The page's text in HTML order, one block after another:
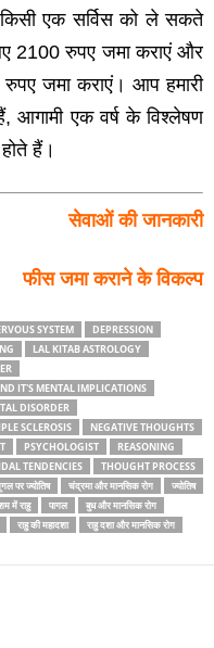
किसी एक सर्विस को ले सकते
2100 रुपए जमा कराएं और
रुपए जमा कराएं। आप हमारी
आगामी एक वर्ष के विश्‍लेषण
हैं।
सेवाओं की जानकारी
फीस जमा कराने के विकल्‍प
SYSTEM
DEPRESSION
LAL KITAB ASTROLOGY
IT'S MENTAL IMPLICATIONS
DISORDER
SCLEROSIS
NEGATIVE THOUGHTS
PSYCHOLOGIST
REASONING
TENDENCIES
THOUGHT PROCESS
पर ज्‍योतिष चंद्रमा और मानसिक रोग
ज्‍योतिष
में राहु पागल
बुध और मानसिक रोग
राहु की महादशा
राहु दशा और मानसिक रोग